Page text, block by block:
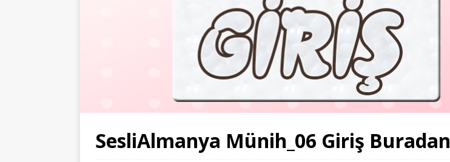
SesliAlmanya Münih_06 Giriş Buradan